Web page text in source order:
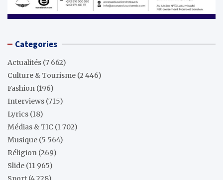
Categories
Actualités (7 662)
Culture & Tourisme (2 446)
Fashion (196)
Interviews (715)
Lyrics (18)
Médias & TIC (1 702)
Musique (5 564)
Réligion (269)
Slide (11 965)